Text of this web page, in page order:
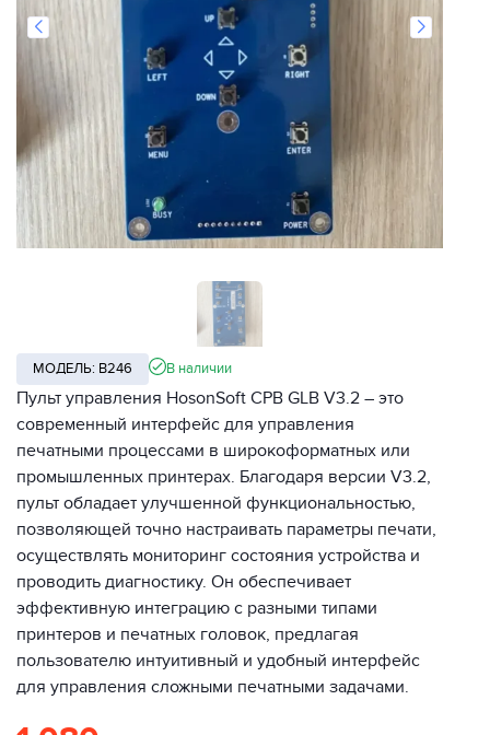
МОДЕЛЬ: B246 В наличии
Пульт управления HosonSoft CPB GLB V3.2 – это
современный интерфейс для управления
печатными процессами в широкоформатных или
промышленных принтерах. Благодаря версии V3.2,
пульт обладает улучшенной функциональностью,
позволяющей точно настраивать параметры печати,
осуществлять мониторинг состояния устройства и
проводить диагностику. Он обеспечивает
эффективную интеграцию с разными типами
принтеров и печатных головок, предлагая
пользователю интуитивный и удобный интерфейс
для управления сложными печатными задачами.